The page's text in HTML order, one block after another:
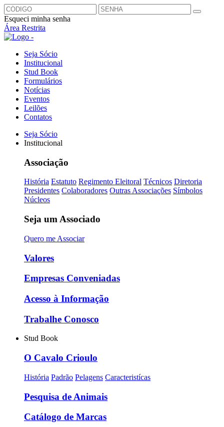
Esqueci minha senha
Área Restrita
Seja Sócio
Institucional
Stud Book
Formulários
Notícias
Eventos
Leilões
Contatos
Seja Sócio
Institucional
Associação
História Estatuto Regimento Eleitoral Técnicos Diretoria
Presidentes Colaboradores Outras Associações Símbolos
Núcleos
Seja um Associado
Quero me Associar
Valores
Empresas Conveniadas
Acesso à Informação
Trabalhe Conosco
Stud Book
O Cavalo Crioulo
História Padrão Pelagens Caracteristícas
Pesquisa de Animais
Catálogo de Marcas